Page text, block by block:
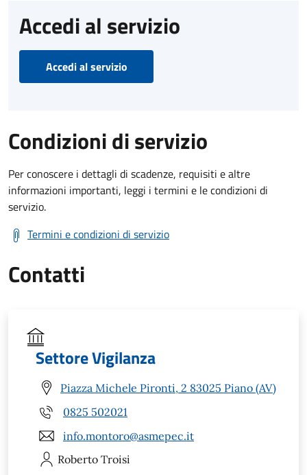
Accedi al servizio
Accedi al servizio
Condizioni di servizio
Per conoscere i dettagli di scadenze, requisiti e altre
informazioni importanti, leggi i termini e le condizioni di
servizio.
Termini e condizioni di servizio
Contatti
Settore Vigilanza
Piazza Michele Pironti, 2 83025 Piano (AV)
0825 502021
info.montoro@asmepec.it
Roberto Troisi